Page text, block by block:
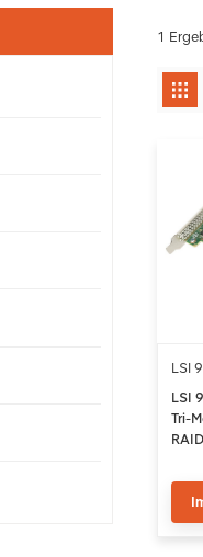
1
LSI
LSI
Tri-